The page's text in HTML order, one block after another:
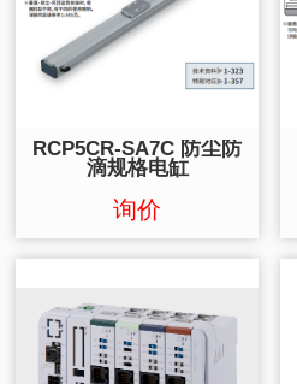
RCP5CR-SA7C 防尘防
滴规格电缸
询价